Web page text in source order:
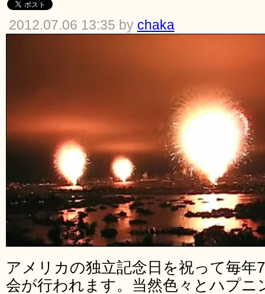
2012.07.06 13:35 by chaka
アメリカの独立記念日を祝って毎年
会が行われます。当然色々とハプ